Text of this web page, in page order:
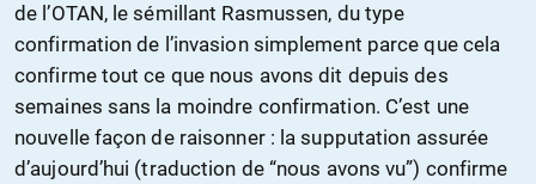
de l’OTAN, le sémillant Rasmussen, du type
confirmation de l’invasion simplement parce que cela
confirme tout ce que nous avons dit depuis des
semaines sans la moindre confirmation. C’est une
nouvelle façon de raisonner : la supputation assurée
d’aujourd’hui (traduction de “nous avons vu”) confirme